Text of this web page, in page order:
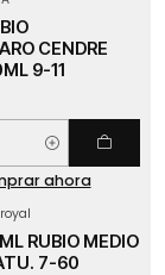
CENDRE
9-11
ahora
RUBIO MEDIO
7-60